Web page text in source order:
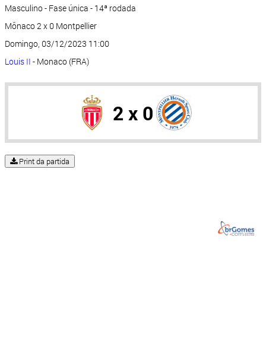
Masculino - Fase única - 14ª rodada
Mônaco 2 x 0 Montpellier
Domingo, 03/12/2023 11:00
Louis II - Monaco (FRA)
2 x 0
Print da partida